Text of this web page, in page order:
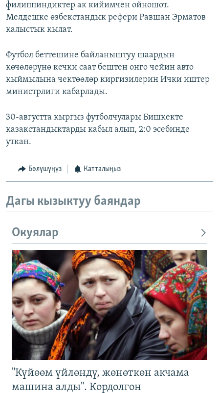
филиппиндиктер ак кийимчен ойношот.
Мелдешке өзбекстандык рефери Равшан Эрматов
калыстык кылат.
Футбол беттешине байланыштуу шаардын
көчөлөрүнө кечки саат бештен онго чейин авто
кыймылына чектөөлөр киргизилерин Ички иштер
министрлиги кабарлады.
30-августта кыргыз футболчулары Бишкекте
казакстандыктарды кабыл алып, 2:0 эсебинде
уткан.
Бөлүшүңүз Катталыңыз
Дагы кызыктуу баяндар
Окуялар
"Күйөөм үйлөндү, жөнөткөн акчама
машина алды". Кордолгон